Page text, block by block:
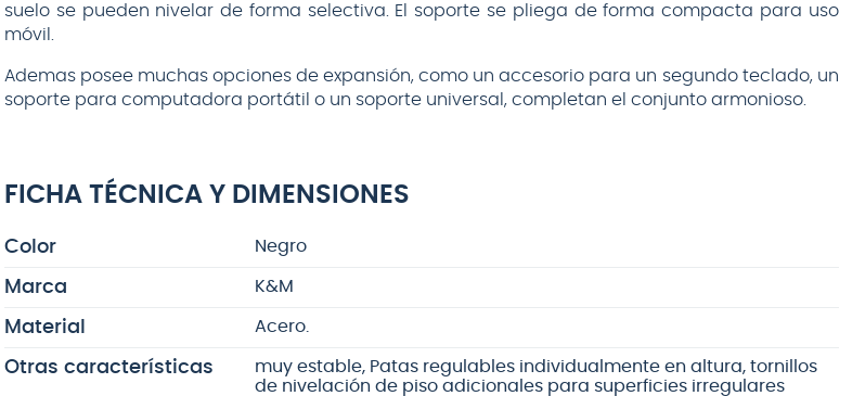
suelo se pueden nivelar de forma selectiva. El soporte se pliega de forma compacta para uso
móvil.
Ademas posee muchas opciones de expansión, como un accesorio para un segundo teclado, un
soporte para computadora portátil o un soporte universal, completan el conjunto armonioso.
FICHA TÉCNICA Y DIMENSIONES
Color Negro
Marca K&M
Material Acero.
Otras características
muy estable, Patas regulables individualmente en altura, tornillos
de nivelación de piso adicionales para superficies irregulares